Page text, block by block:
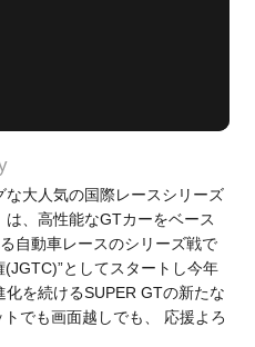
大人気の国際レースシリーズ
は、高性能なGTカーをベース
自動車レースのシリーズ戦で
としてスタートし今年
を続けるSUPER GTの新たな
でも画面越しでも、 応援よろ